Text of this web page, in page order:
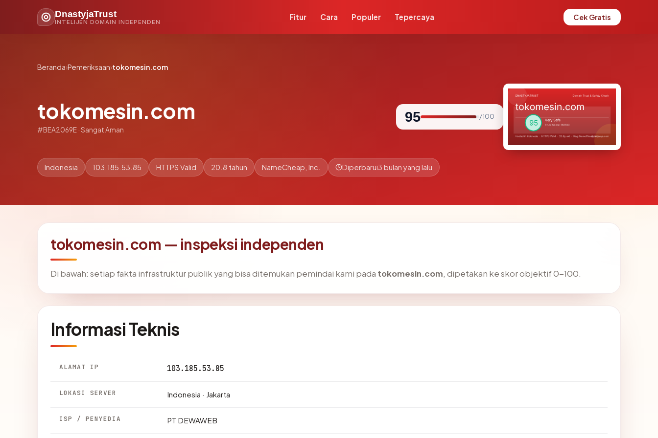
DnastyjaTrust
INTELIJEN DOMAIN INDEPENDEN
Fitur Cara Populer Tepercaya Cek Gratis
Beranda›Pemeriksaan›tokomesin.com
tokomesin.com
#BEA2069E · Sangat Aman
95 / 100
Indonesia 103.185.53.85 HTTPS Valid 20.8 tahun NameCheap, Inc. Diperbarui3 bulan yang lalu
tokomesin.com — inspeksi independen
Di bawah: setiap fakta infrastruktur publik yang bisa ditemukan pemindai kami pada tokomesin.com, dipetakan ke skor objektif 0-100.
Informasi Teknis
ALAMAT IP 103.185.53.85
LOKASI SERVER Indonesia · Jakarta
ISP / PENYEDIA PT DEWAWEB